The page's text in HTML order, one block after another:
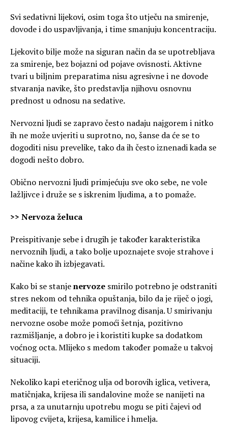
Svi sedativni lijekovi, osim toga što utječu na smirenje,
dovode i do uspavljivanja, i time smanjuju koncentraciju.
Ljekovito bilje može na siguran način da se upotrebljava
za smirenje, bez bojazni od pojave ovisnosti. Aktivne
tvari u biljnim preparatima nisu agresivne i ne dovode
stvaranja navike, što predstavlja njihovu osnovnu
prednost u odnosu na sedative.
Nervozni ljudi se zapravo često nadaju najgorem i nitko
ih ne može uvjeriti u suprotno, no, šanse da će se to
dogoditi nisu prevelike, tako da ih često iznenadi kada se
dogodi nešto dobro.
Obično nervozni ljudi primjećuju sve oko sebe, ne vole
lažljivce i druže se s iskrenim ljudima, a to pomaže.
>> Nervoza želuca
Preispitivanje sebe i drugih je također karakteristika
nervoznih ljudi, a tako bolje upoznajete svoje strahove i
načine kako ih izbjegavati.
Kako bi se stanjenervoze smirilo potrebno je odstraniti
stres nekom od tehnika opuštanja, bilo da je riječ o jogi,
meditaciji, te tehnikama pravilnog disanja. U smirivanju
nervozne osobe može pomoći šetnja, pozitivno
razmišljanje, a dobro je i koristiti kupke sa dodatkom
voćnog octa. Mlijeko s medom također pomaže u takvoj
situaciji.
Nekoliko kapi eteričnog ulja od borovih iglica, vetivera,
matičnjaka, krijesa ili sandalovine može se nanijeti na
prsa, a za unutarnju upotrebu mogu se piti čajevi od
lipovog cvijeta, krijesa, kamilice i hmelja.